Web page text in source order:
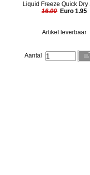
Liquid Freeze Quick Dry
16.00 Euro 1.95
Artikel leverbaar
Aantal